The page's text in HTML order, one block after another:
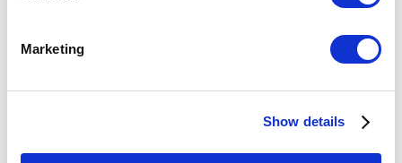
Marketing
Show details
順位から除いております。